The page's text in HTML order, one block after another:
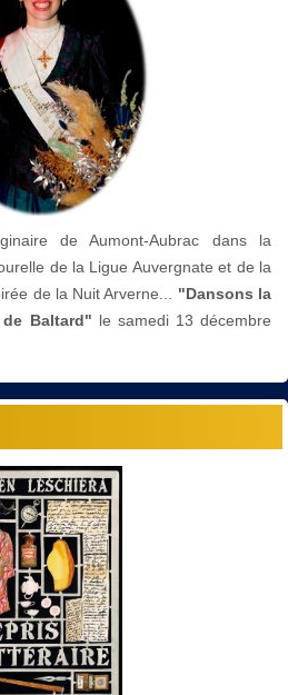
de Aumont-Aubrac dans la
de la Ligue Auvergnate et de la
de la Nuit Arverne... "Dansons la
Baltard" le samedi 13 décembre